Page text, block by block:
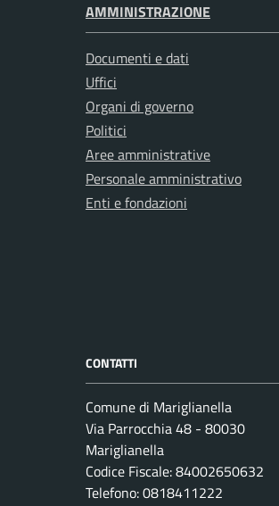
AMMINISTRAZIONE
Documenti e dati
Uffici
Organi di governo
Politici
Aree amministrative
Personale amministrativo
Enti e fondazioni
CONTATTI
Comune di Mariglianella
Via Parrocchia 48 - 80030
Mariglianella
Codice Fiscale: 84002650632
Telefono: 0818411222